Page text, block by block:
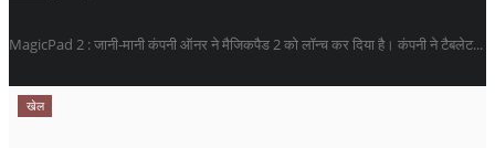
MagicPad 2 : जानी-मानी कंपनी ऑनर ने मैजिकपैड 2 को लॉन्च कर दिया है। कंपनी ने टैबलेट...
खेल